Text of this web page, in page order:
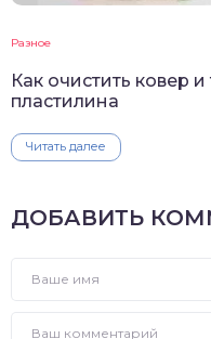
Разное
Как очистить ковер и
пластилина
Читать далее
ДОБАВИТЬ